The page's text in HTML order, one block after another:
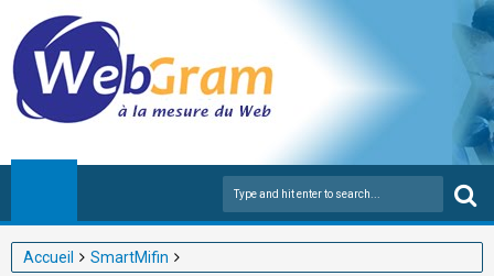
Accueil
SmartMifin